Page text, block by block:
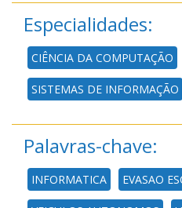
Especialidades:
CIÊNCIA DA COMPUTAÇÃO
SISTEMAS DE INFORMAÇÃO
Palavras-chave:
INFORMATICA EVASAO